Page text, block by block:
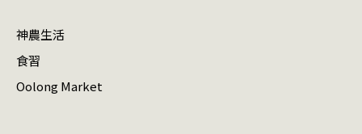
神農生活
食習
Oolong Market